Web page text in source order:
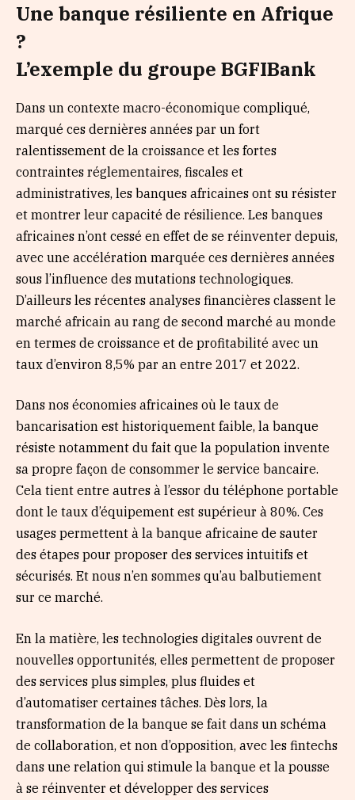
Une banque résiliente en Afrique
?
L’exemple du groupe BGFIBank
Dans un contexte macro-économique compliqué,
marqué ces dernières années par un fort
ralentissement de la croissance et les fortes
contraintes réglementaires, fiscales et
administratives, les banques africaines ont su résister
et montrer leur capacité de résilience. Les banques
africaines n’ont cessé en effet de se réinventer depuis,
avec une accélération marquée ces dernières années
sous l’influence des mutations technologiques.
D’ailleurs les récentes analyses financières classent le
marché africain au rang de second marché au monde
en termes de croissance et de profitabilité avec un
taux d’environ 8,5% par an entre 2017 et 2022.
Dans nos économies africaines où le taux de
bancarisation est historiquement faible, la banque
résiste notamment du fait que la population invente
sa propre façon de consommer le service bancaire.
Cela tient entre autres à l’essor du téléphone portable
dont le taux d’équipement est supérieur à 80%. Ces
usages permettent à la banque africaine de sauter
des étapes pour proposer des services intuitifs et
sécurisés. Et nous n’en sommes qu’au balbutiement
sur ce marché.
En la matière, les technologies digitales ouvrent de
nouvelles opportunités, elles permettent de proposer
des services plus simples, plus fluides et
d’automatiser certaines tâches. Dès lors, la
transformation de la banque se fait dans un schéma
de collaboration, et non d’opposition, avec les fintechs
dans une relation qui stimule la banque et la pousse
à se réinventer et développer des services